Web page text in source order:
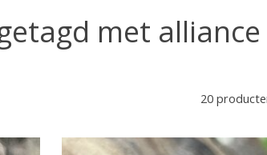
met alliance
20